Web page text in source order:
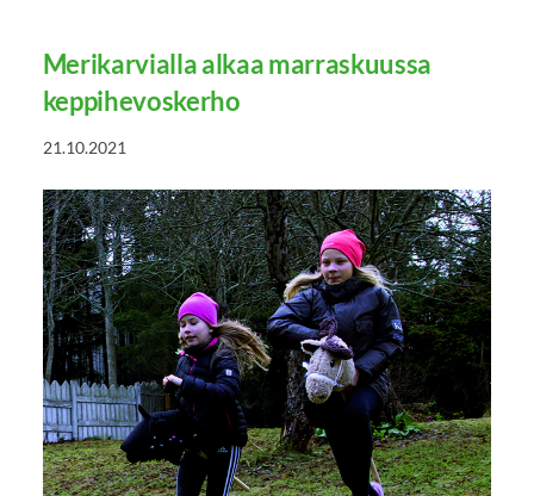
Merikarvialla alkaa marraskuussa
keppihevoskerho
21.10.2021